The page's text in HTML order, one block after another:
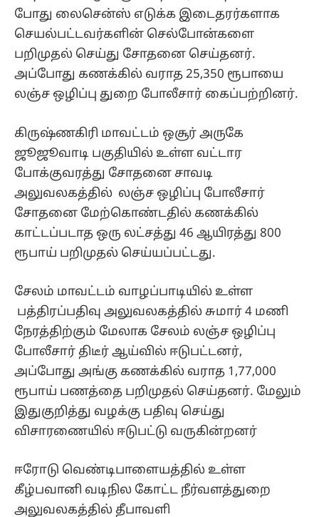
போது லைசென்ஸ் எடுக்க இடைதரர்களாக
செயல்பட்டவர்களின் செல்போன்களை
பறிமுதல் செய்து சோதனை செய்தனர்.
அப்போது கணக்கில் வராத 25,350 ரூபாயை
லஞ்ச ஒழிப்பு துறை போலீசார் கைப்பற்றினர்.
கிருஷ்ணகிரி மாவட்டம் ஒசூர் அருகே
ஜூஜூவாடி பகுதியில் உள்ள வட்டார
போக்குவரத்து சோதனை சாவடி
அலுவலகத்தில் லஞ்ச ஒழிப்பு போலீசார்
சோதனை மேற்கொண்டதில் கணக்கில்
காட்டப்படாத ஒரு லட்சத்து 46 ஆயிரத்து 800
ரூபாய் பறிமுதல் செய்யப்பட்டது.
சேலம் மாவட்டம் வாழப்பாடியில் உள்ள
பத்திரப்பதிவு அலுவலகத்தில் சுமார் 4 மணி
நேரத்திற்கும் மேலாக சேலம் லஞ்ச ஒழிப்பு
போலீசார் திடீர் ஆய்வில் ஈடுபட்டனர்,
அப்போது அங்கு கணக்கில் வராத 1,77,000
ரூபாய் பணத்தை பறிமுதல் செய்தனர். மேலும்
இதுகுறித்து வழக்கு பதிவு செய்து
விசாரணையில் ஈடுபட்டு வருகின்றனர்
ஈரோடு வெண்டிபாளையத்தில் உள்ள
கீழ்பவானி வடிநில கோட்ட நீர்வளத்துறை
அலுவலகத்தில் தீபாவளி